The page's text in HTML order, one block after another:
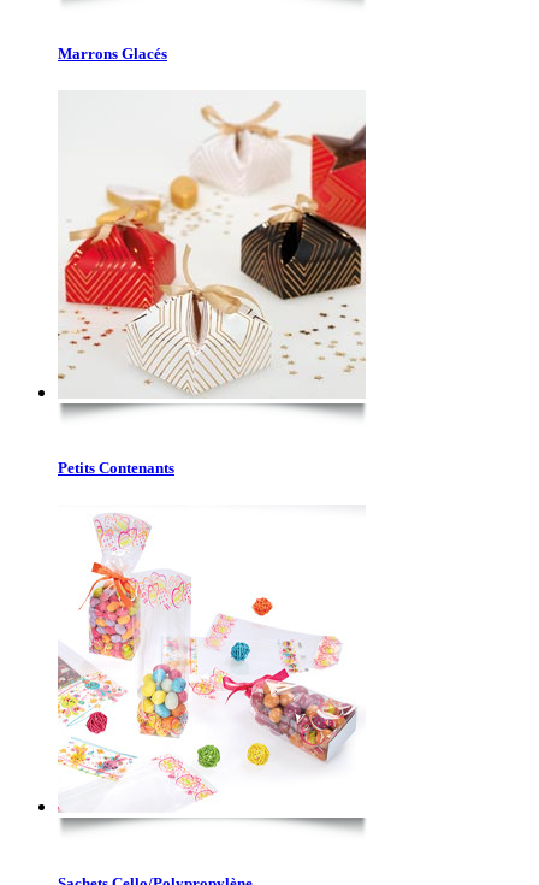
Marrons Glacés
Petits Contenants